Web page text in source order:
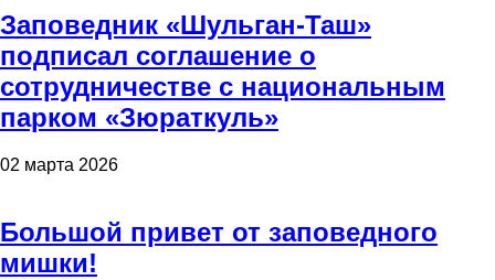
Заповедник «Шульган-Таш»
подписал соглашение о
сотрудничестве с национальным
парком «Зюраткуль»
02 марта 2026
Большой привет от заповедного
мишки!